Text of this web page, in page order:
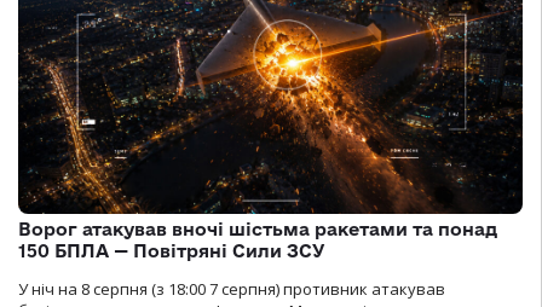
Ворог атакував вночі шістьма ракетами та понад
150 БПЛА — Повітряні Сили ЗСУ
У ніч на 8 серпня (з 18:00 7 серпня) противник атакував